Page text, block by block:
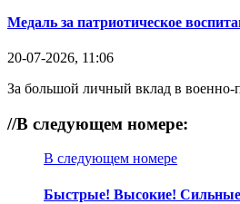
Медаль за патриотическое
20-07-2026, 11:06
За большой личный вклад в военно-
//В следующем номере:
В следующем номере
Быстрые! Высокие!